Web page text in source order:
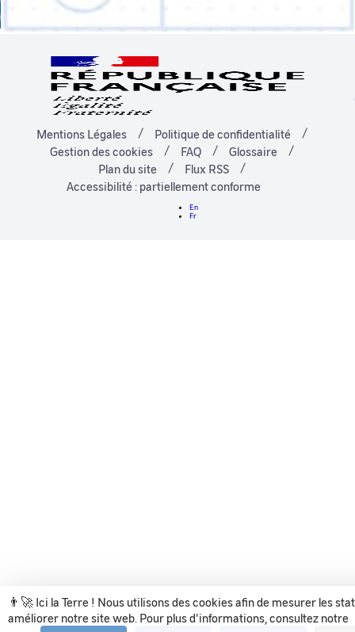
👨‍🚀 Ici la Terre ! Nous utilisons des cookies afin de mesurer les
améliorer notre site web. Pour plus d'informations, consultez notre
Mentions Légales
Politique de confidentialité
Gestion des cookies
FAQ
Glossaire
Plan du site
Flux RSS
Accessibilité : partiellement conforme
En
Fr